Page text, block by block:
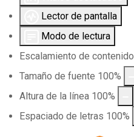
Lector de pantalla
Modo de lectura
Escalamiento de contenido
Tamaño de fuente 100%
Altura de la línea 100%
Espaciado de letras 100%